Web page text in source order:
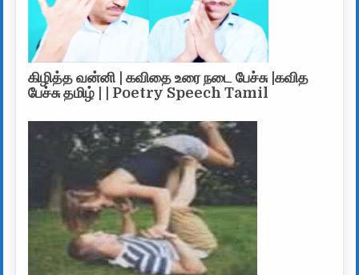
கிழித்த வன்னி | கவிதை உரை நடை பேச்சு |கவித
பேச்சு தமிழ் | | Poetry Speech Tamil